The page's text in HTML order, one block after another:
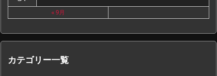
« 9月
カテゴリー一覧